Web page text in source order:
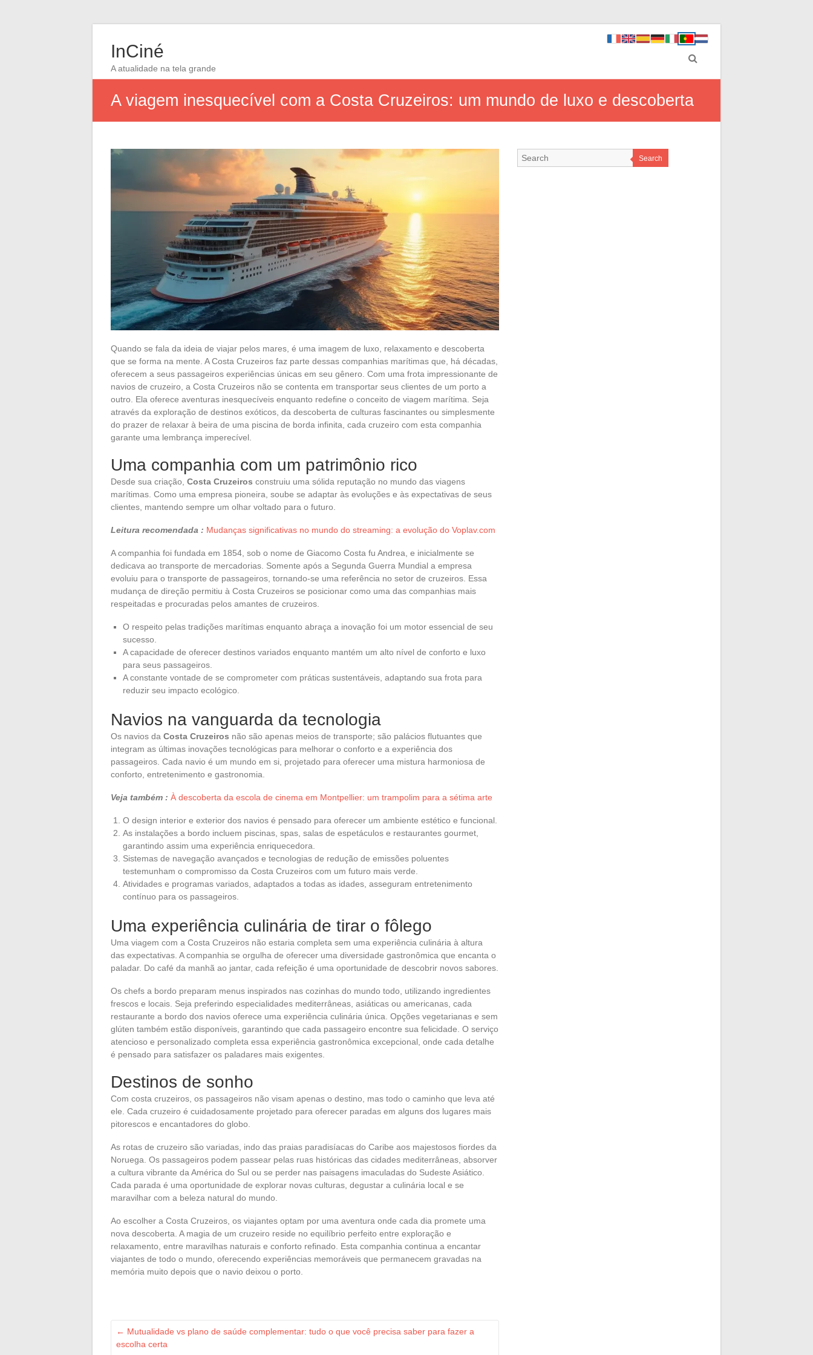
InCiné
A atualidade na tela grande
A viagem inesquecível com a Costa Cruzeiros: um mundo de luxo e descoberta
Quando se fala da ideia de viajar pelos mares, é uma imagem de luxo, relaxamento e descoberta
que se forma na mente. A Costa Cruzeiros faz parte dessas companhias marítimas que, há décadas,
oferecem a seus passageiros experiências únicas em seu gênero. Com uma frota impressionante de
navios de cruzeiro, a Costa Cruzeiros não se contenta em transportar seus clientes de um porto a
outro. Ela oferece aventuras inesquecíveis enquanto redefine o conceito de viagem marítima. Seja
através da exploração de destinos exóticos, da descoberta de culturas fascinantes ou simplesmente
do prazer de relaxar à beira de uma piscina de borda infinita, cada cruzeiro com esta companhia
garante uma lembrança imperecível.
Uma companhia com um patrimônio rico
Desde sua criação, Costa Cruzeiros construiu uma sólida reputação no mundo das viagens
marítimas. Como uma empresa pioneira, soube se adaptar às evoluções e às expectativas de seus
clientes, mantendo sempre um olhar voltado para o futuro.
Leitura recomendada : Mudanças significativas no mundo do streaming: a evolução do Voplav.com
A companhia foi fundada em 1854, sob o nome de Giacomo Costa fu Andrea, e inicialmente se
dedicava ao transporte de mercadorias. Somente após a Segunda Guerra Mundial a empresa
evoluiu para o transporte de passageiros, tornando-se uma referência no setor de cruzeiros. Essa
mudança de direção permitiu à Costa Cruzeiros se posicionar como uma das companhias mais
respeitadas e procuradas pelos amantes de cruzeiros.
O respeito pelas tradições marítimas enquanto abraça a inovação foi um motor essencial de seu
sucesso.
A capacidade de oferecer destinos variados enquanto mantém um alto nível de conforto e luxo
para seus passageiros.
A constante vontade de se comprometer com práticas sustentáveis, adaptando sua frota para
reduzir seu impacto ecológico.
Navios na vanguarda da tecnologia
Os navios da Costa Cruzeiros não são apenas meios de transporte; são palácios flutuantes que
integram as últimas inovações tecnológicas para melhorar o conforto e a experiência dos
passageiros. Cada navio é um mundo em si, projetado para oferecer uma mistura harmoniosa de
conforto, entretenimento e gastronomia.
Veja também : À descoberta da escola de cinema em Montpellier: um trampolim para a sétima arte
O design interior e exterior dos navios é pensado para oferecer um ambiente estético e funcional.
As instalações a bordo incluem piscinas, spas, salas de espetáculos e restaurantes gourmet,
garantindo assim uma experiência enriquecedora.
Sistemas de navegação avançados e tecnologias de redução de emissões poluentes
testemunham o compromisso da Costa Cruzeiros com um futuro mais verde.
Atividades e programas variados, adaptados a todas as idades, asseguram entretenimento
contínuo para os passageiros.
Uma experiência culinária de tirar o fôlego
Uma viagem com a Costa Cruzeiros não estaria completa sem uma experiência culinária à altura
das expectativas. A companhia se orgulha de oferecer uma diversidade gastronômica que encanta o
paladar. Do café da manhã ao jantar, cada refeição é uma oportunidade de descobrir novos sabores.
Os chefs a bordo preparam menus inspirados nas cozinhas do mundo todo, utilizando ingredientes
frescos e locais. Seja preferindo especialidades mediterrâneas, asiáticas ou americanas, cada
restaurante a bordo dos navios oferece uma experiência culinária única. Opções vegetarianas e sem
glúten também estão disponíveis, garantindo que cada passageiro encontre sua felicidade. O serviço
atencioso e personalizado completa essa experiência gastronômica excepcional, onde cada detalhe
é pensado para satisfazer os paladares mais exigentes.
Destinos de sonho
Com costa cruzeiros, os passageiros não visam apenas o destino, mas todo o caminho que leva até
ele. Cada cruzeiro é cuidadosamente projetado para oferecer paradas em alguns dos lugares mais
pitorescos e encantadores do globo.
As rotas de cruzeiro são variadas, indo das praias paradisíacas do Caribe aos majestosos fiordes da
Noruega. Os passageiros podem passear pelas ruas históricas das cidades mediterrâneas, absorver
a cultura vibrante da América do Sul ou se perder nas paisagens imaculadas do Sudeste Asiático.
Cada parada é uma oportunidade de explorar novas culturas, degustar a culinária local e se
maravilhar com a beleza natural do mundo.
Ao escolher a Costa Cruzeiros, os viajantes optam por uma aventura onde cada dia promete uma
nova descoberta. A magia de um cruzeiro reside no equilíbrio perfeito entre exploração e
relaxamento, entre maravilhas naturais e conforto refinado. Esta companhia continua a encantar
viajantes de todo o mundo, oferecendo experiências memoráveis que permanecem gravadas na
memória muito depois que o navio deixou o porto.
← Mutualidade vs plano de saúde complementar: tudo o que você precisa saber para fazer a
escolha certa
Search